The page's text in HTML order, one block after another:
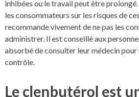
inhibées ou le travail peut être prolongé.
les consommateurs sur les risques de
recommande vivement de ne pas les
administrer. Il est conseillé aux
absorbé de consulter leur médecin pour
contrôle.
Le clenbutérol est